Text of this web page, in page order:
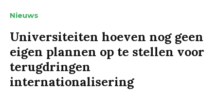
Nieuws
Universiteiten hoeven nog geen
eigen plannen op te stellen voor
terugdringen
internationalisering